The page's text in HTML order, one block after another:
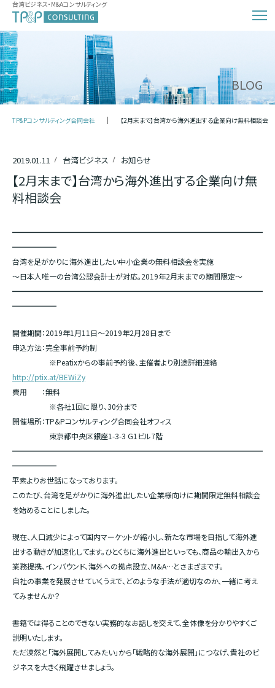
台湾ビジネス・M&Aコンサルティング
BLOG
TP&Pコンサルティング合同会社 【2月末まで】台湾から海外進出する企業向け無料相談会
2019.01.11 台湾ビジネス お知らせ
【2月末まで】台湾から海外進出する企業向け無
料相談会
━━━━━━━━━━━━━━━━━━━━━━━━━━━━━━━━━━
━━━━━━
台湾を足がかりに海外進出したい中小企業の無料相談会を実施
〜日本人唯一の台湾公認会計士が対応。2019年2月末までの期間限定〜
━━━━━━━━━━━━━━━━━━━━━━━━━━━━━━━━━━
━━━━━━
開催期間：2019年1月11日～2019年2月28日まで
申込方法：完全事前予約制
※Peatixからの事前予約後、主催者より別途詳細連絡
http://ptix.at/BEWiZy
費用 ：無料
※各社1回に限り、30分まで
開催場所：TP&Pコンサルティング合同会社オフィス
東京都中央区銀座1-3-3 G1ビル7階
━━━━━━━━━━━━━━━━━━━━━━━━━━━━━━━━━━
━━━━━━
平素よりお世話になっております。
このたび、台湾を足がかりに海外進出したい企業様向けに期間限定無料相談会
を始めることにしました。
現在、人口減少によって国内マーケットが縮小し、新たな市場を目指して海外進
出する動きが加速化してます。ひとくちに海外進出といっても、商品の輸出入から
業務提携、インバウンド、海外への拠点設立、M&A…とさまざまです。
自社の事業を発展させていくうえで、どのような手法が適切なのか、一緒に考え
てみませんか？
書籍では得ることのできない実務的なお話しを交えて、全体像を分かりやすくご
説明いたします。
ただ漠然と「海外展開してみたい」から「戦略的な海外展開」につなげ、貴社のビ
ジネスを大きく飛躍させましょう。